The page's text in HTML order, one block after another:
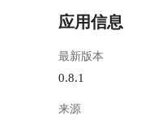
e2b6-4e19-bba4-
到应用，队列，新建一
应用信息
最新版本
0.8.1
来源